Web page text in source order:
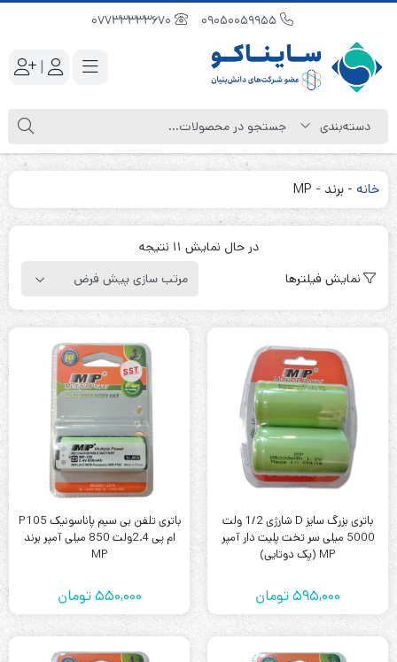
|
خانه - برند -
MP
در حال نمایش 11 نتیجه
نمایش فیلترها
باتری بزرگ سایز D شارژی 1/2 ولت
5000 میلی سر تخت پلیت دار آمپر
MP (پک دوتایی)
595,000تومان
باتری تلفن بی سیم پاناسونیک P105
ام پی 2.4ولت 850 میلی آمپر برند
MP
550,000تومان